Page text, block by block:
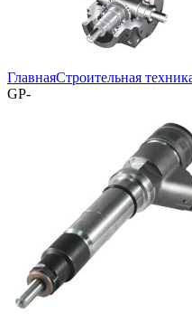
ГлавнаяСтроительная
GP-